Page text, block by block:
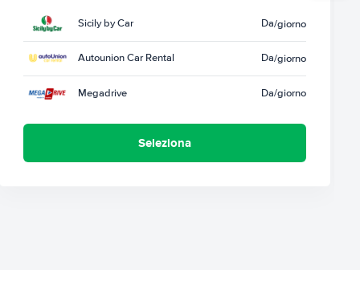
Sicily by Car Da/giorno
Autounion Car Rental Da/giorno
Megadrive Da/giorno
Seleziona